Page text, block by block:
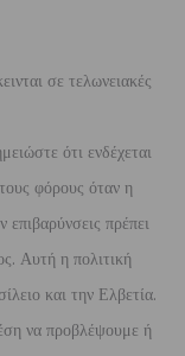
σε τελωνειακές
ότι ενδέχεται
φόρους όταν η
πρέπει
Αυτή η πολιτική
και την Ελβετία.
να προβλέψουμε ή